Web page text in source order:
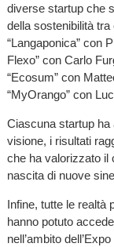
diverse startup che
della sostenibilità tra
“Langaponica” con
Flexo” con Carlo
“Ecosum” con
“MyOrango” con
Ciascuna startup ha
visione, i risultati
che ha valorizzato il
nascita di nuove
Infine, tutte le realtà
hanno potuto
nell’ambito